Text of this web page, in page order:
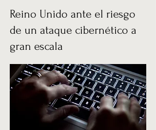
Reino Unido ante el riesgo
de un ataque cibernético a
gran escala